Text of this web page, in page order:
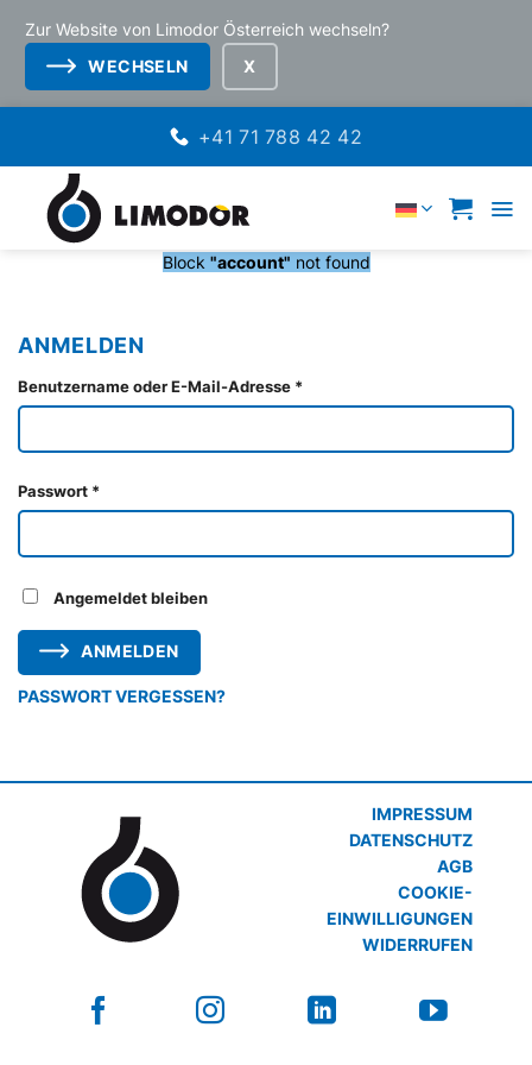
Zur Website von Limodor Österreich wechseln?
WECHSELN
SPRINGEN
+41 71 788 42 42
Block "account" not found
ANMELDEN
Benutzername oder E-Mail-Adresse *
Passwort *
Angemeldet bleiben
ANMELDEN
PASSWORT VERGESSEN?
IMPRESSUM
DATENSCHUTZ
AGB
COOKIE-
EINWILLIGUNGEN
WIDERRUFEN